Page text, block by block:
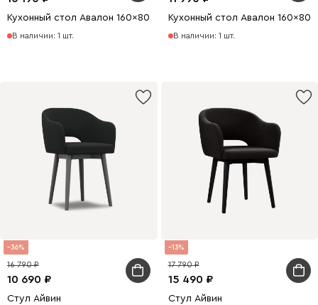
Кухонный стол Авалон 160x80 раскладной Белый/Натуральный
В наличии: 1 шт.
Кухонный стол Авалон
В наличии: 1 шт.
36
10 690
16 790
Стул Айвин
13
15 490
17 790
Стул Айвин